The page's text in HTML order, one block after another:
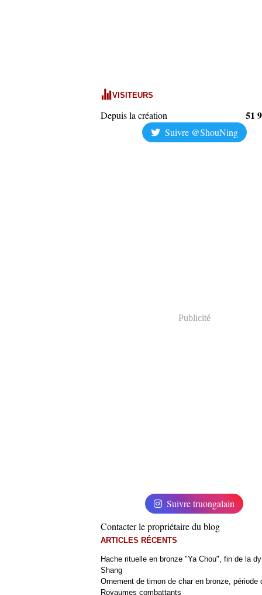
VISITEURS
Depuis la création 51
Suivre @ShouNing
Publicité
Suivre truongalain
Contacter le propriétaire du blog
ARTICLES RÉCENTS
Hache rituelle en bronze "Ya Chou", fin de la
Shang
Ornement de timon de char en bronze, période
Royaumes combattants